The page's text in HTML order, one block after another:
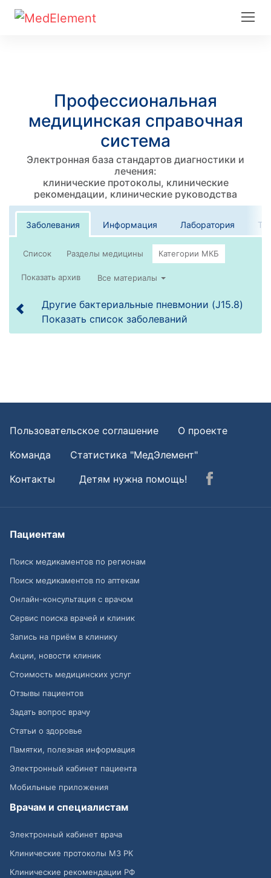
Профессиональная
медицинская справочная
система
Электронная база стандартов диагностики и
лечения:
клинические протоколы, клинические
рекомендации, клинические руководства
Заболевания Информация Лаборатория
Список
Все материалы
Другие бактериальные пневмонии (J15.8)
Показать список заболеваний
Пользовательское соглашение
О проекте
Команда
Статистика "МедЭлемент"
Контакты
Детям нужна помощь!
Пациентам
Поиск медикаментов по регионам
Поиск медикаментов по аптекам
Онлайн-консультация с врачом
Сервис поиска врачей и клиник
Запись на приём в клинику
Акции, новости клиник
Стоимость медицинских услуг
Отзывы пациентов
Задать вопрос врачу
Статьи о здоровье
Памятки, полезная информация
Электронный кабинет пациента
Мобильные приложения
Врачам и специалистам
Электронный кабинет врача
Клинические протоколы МЗ РК
Клинические рекомендации РФ